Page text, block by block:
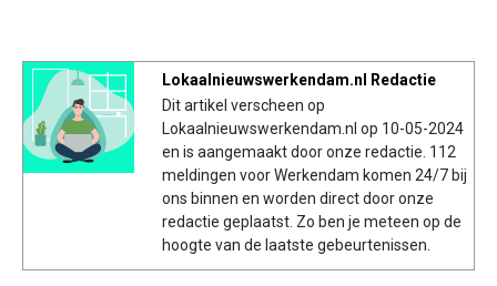
Lokaalnieuwswerkendam.nl Redactie
Dit artikel verscheen op
Lokaalnieuwswerkendam.nl op 10-05-2024
en is aangemaakt door onze redactie. 112
meldingen voor Werkendam komen 24/7 bij
ons binnen en worden direct door onze
redactie geplaatst. Zo ben je meteen op de
hoogte van de laatste gebeurtenissen.